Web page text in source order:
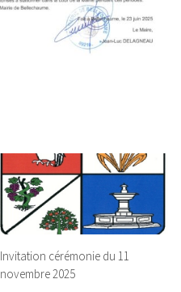
Invitation cérémonie du 11
novembre 2025